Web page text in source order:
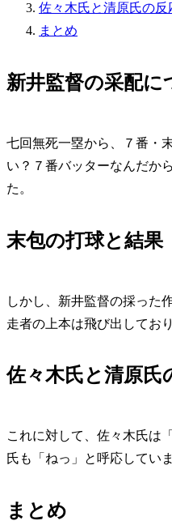
佐々木氏と清原氏の反
まとめ
新井監督の采配に
七回無死一塁から、７番・
い？７番バッターなんだか
た。
末包の打球と結果
しかし、新井監督の採った
走者の上本は飛び出してお
佐々木氏と清原氏
これに対して、佐々木氏は
氏も「ねっ」と呼応していま
まとめ